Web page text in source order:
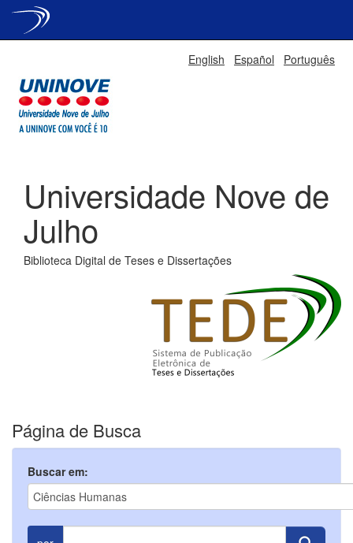
English Español Português
Universidade Nove de
Julho
Biblioteca Digital de Teses e Dissertações
Página de Busca
Buscar em: